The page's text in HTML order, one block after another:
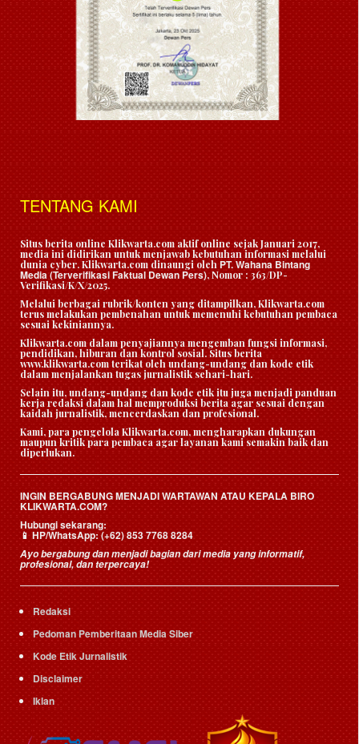
TENTANG KAMI
Situs berita online Klikwarta.com aktif online sejak Januari 2017,
media ini didirikan untuk menjawab kebutuhan informasi melalui
dunia cyber. Klikwarta.com dinaungi oleh PT. Wahana Bintang
Media (Terverifikasi Faktual Dewan Pers), Nomor : 363/DP-
Verifikasi/K/X/2025.
Melalui berbagai rubrik/konten yang ditampilkan, Klikwarta.com
terus melakukan pembenahan untuk memenuhi kebutuhan pembaca
sesuai kekiniannya.
Klikwarta.com dalam penyajiannya mengemban fungsi informasi,
pendidikan, hiburan dan kontrol sosial. Situs berita
www.klikwarta.com terikat oleh undang-undang dan kode etik
dalam menjalankan tugas jurnalistik sehari-hari.
Selain itu, undang-undang dan kode etik itu juga menjadi panduan
kerja redaksi dalam hal memproduksi berita agar sesuai dengan
kaidah jurnalistik, mencerdaskan dan profesional.
Kami, para pengelola Klikwarta.com, mengharapkan dukungan
maupun kritik para pembaca agar layanan kami semakin baik dan
diperlukan.
INGIN BERGABUNG MENJADI WARTAWAN ATAU KEPALA BIRO
KLIKWARTA.COM?
Hubungi sekarang:
📱HP/WhatsApp:(+62) 853 7768 8284
Ayo bergabung dan menjadi bagian dari media yang informatif,
profesional, dan terpercaya!
Redaksi
Pedoman Pemberitaan Media Siber
Kode Etik Jurnalistik
Disclaimer
Iklan